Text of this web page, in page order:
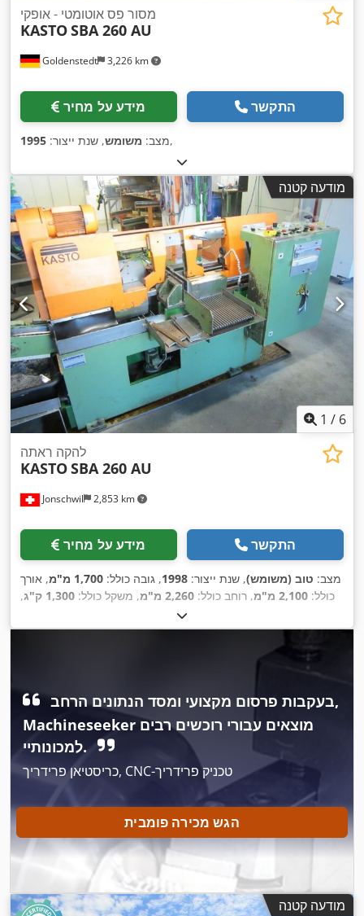
Goldenstedt 3,226 km
מסור פס אוטומטי - אופקי
KASTOSBA 260 AU
מידע על מחיר התקשר
מצב: משומש, שנת ייצור: 1995 ,
מודעה קטנה
1 / 6
Jonschwil 2,853 km
להקה ראתה
KASTOSBA 260 AU
מידע על מחיר התקשר
מצב: טוב (משומש), שנת ייצור: 1998, גובה כולל: 1,700 מ"מ
, אורך
כולל: 2,100 מ"מ , רוחב כולל: 2,260 מ"מ , משקל כולל: 1,300 ק"ג
,
טווח חיתוך פלדה עגולה ב-90°:
בעקבות פרסום מקצועי ומסד הנתונים הרחב,
Machineseeker מוצאים עבורי רוכשים רבים
למכונותיי.
כריסטיאן פרידריך, CNC-טכניק פרידריך
הגש מכירה פומבית
מודעה קטנה